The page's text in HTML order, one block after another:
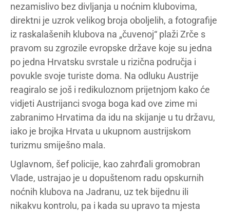
nezamislivo bez divljanja u noćnim klubovima,
direktni je uzrok velikog broja oboljelih, a fotografije
iz raskalašenih klubova na „čuvenoj“ plaži Zrče s
pravom su zgrozile evropske države koje su jedna
po jedna Hrvatsku svrstale u rizična područja i
povukle svoje turiste doma. Na odluku Austrije
reagiralo se još i redikuloznom prijetnjom kako će
vidjeti Austrijanci svoga boga kad ove zime mi
zabranimo Hrvatima da idu na skijanje u tu državu,
iako je brojka Hrvata u ukupnom austrijskom
turizmu smiješno mala.
Uglavnom, šef policije, kao zahrđali gromobran
Vlade, ustrajao je u dopuštenom radu opskurnih
noćnih klubova na Jadranu, uz tek bijednu ili
nikakvu kontrolu, pa i kada su upravo ta mjesta